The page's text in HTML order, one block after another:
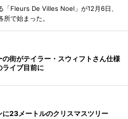
「Fleurs De Villes Noel」が12月6日、
で始まった。
の街がテイラー・スウィフトさん仕様
イブ目前に
に23メートルのクリスマスツリー